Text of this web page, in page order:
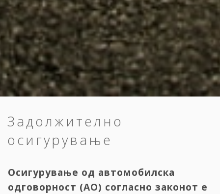
Задолжително
осигурување
Осигурување од автомобилска
одговорност (АО) согласно законот е